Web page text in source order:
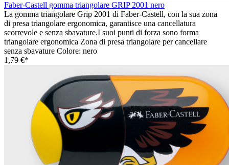
Faber-Castell gomma triangolare GRIP 2001 nero
La gomma triangolare Grip 2001 di Faber-Castell, con la sua zona
di presa triangolare ergonomica, garantisce una cancellatura
scorrevole e senza sbavature.I suoi punti di forza sono forma
triangolare ergonomica Zona di presa triangolare per cancellare
senza sbavature Colore: nero
1,79 €*